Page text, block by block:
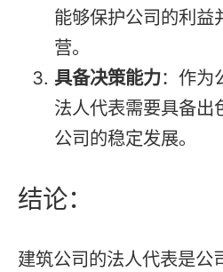
能够保护公司的利益
营。
具备决策能力：作为
法人代表需要具备出
公司的稳定发展。
结论：
建筑公司的法人代表是公